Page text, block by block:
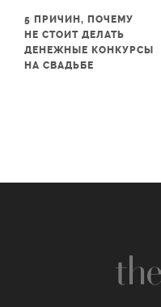
5 ПРИЧИН, ПОЧЕМУ
НЕ СТОИТ ДЕЛАТЬ
ДЕНЕЖНЫЕ КОНКУРСЫ
НА СВАДЬБЕ